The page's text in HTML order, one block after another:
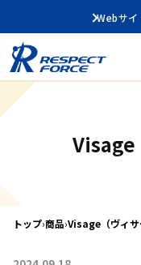
Webサ
Visage
トップ›商品›Visage（ヴィサ